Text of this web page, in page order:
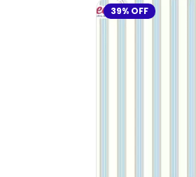
39% OFF